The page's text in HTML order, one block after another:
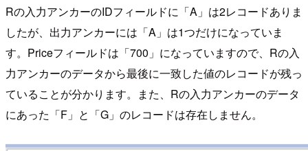
Rの入力アンカーのIDフィールドに「A」は2レコードありま
したが、出力アンカーには「A」は1つだけになっていま
す。Priceフィールドは「700」になっていますので、Rの入
力アンカーのデータから最後に一致した値のレコードが残っ
ていることが分かります。また、Rの入力アンカーのデータ
にあった「F」と「G」のレコードは存在しません。